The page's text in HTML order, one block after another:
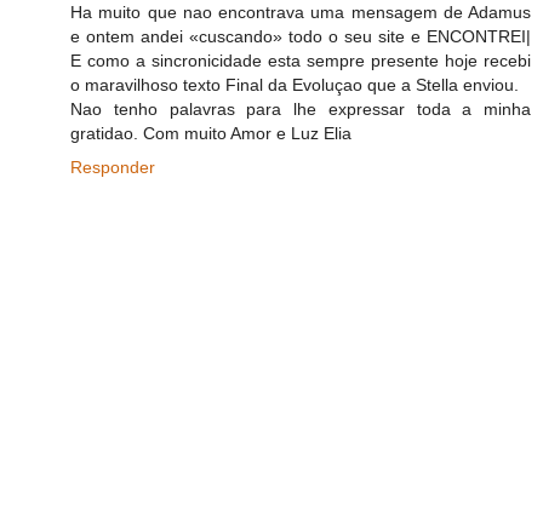
Ha muito que nao encontrava uma mensagem de Adamus
e ontem andei «cuscando» todo o seu site e ENCONTREI|
E como a sincronicidade esta sempre presente hoje recebi
o maravilhoso texto Final da Evoluçao que a Stella enviou.
Nao tenho palavras para lhe expressar toda a minha
gratidao. Com muito Amor e Luz Elia
Responder